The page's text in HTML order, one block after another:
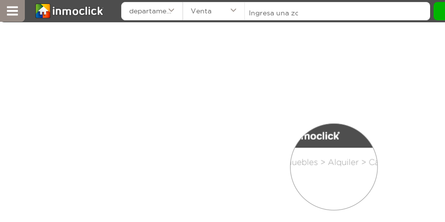
departamentos Venta